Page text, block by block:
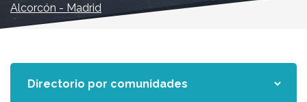
Alcorcón - Madrid